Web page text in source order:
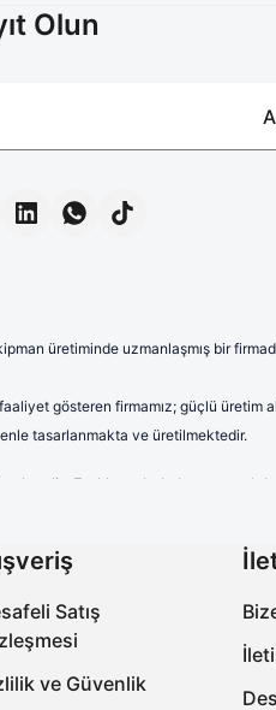
Olun
üretiminde uzmanlaşmış bir
gösteren firmamız; güçlü
tasarlanmakta ve üretilmektedir.
Farklı renk, kalıp ve model
formalarımız, aynı zamanda
üretilmektedir. Nefes alabilen
cerrahi boneler, sağlık
yapıları ve kaymaz
karşılamaktadır.
meslek hayatlarında konforlu
Satış
ve Güvenlik